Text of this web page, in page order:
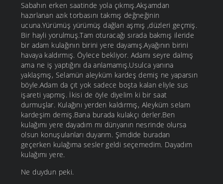
Sabahın erken saatinde yola çıkmış.Akşamdan
hazırlanan azık torbasını takmış değneğinin
ucuna.Yürümüş yürümüş dağları aşmış ,düzleri geçmiş.
Bir hayli yorulmuş.Tam oturacağı sırada bakmış ileride
bir adam kulağının birini yere dayamış.Ayağının birini
havaya kaldırmış. Öylece bekliyor. Adamı seyre dalmış
ama ne iş yaptığını da anlamamış.Usulca yanına
yaklaşmış, Selamün aleyküm kardeş demiş ne yaparsın
böyle.Adam da çıt yok sadece boşta kalan eliyle sus
işareti yapmış. İkisi de öyle diyelim ki bir saat
durmuşlar. Kulağını yerden kaldırmış, Aleyküm selam
kardeşim demiş.Bana burada kulakçı derler.Ben
kulağımı yere dayadım mı dünyanın nesrinde olursa
olsun konuşulanları duyarım. Şimdide buradan
geçerken kulağıma sesler geldi seçemedim. Dayadım
kulağımı yere.
Ne duydun peki.